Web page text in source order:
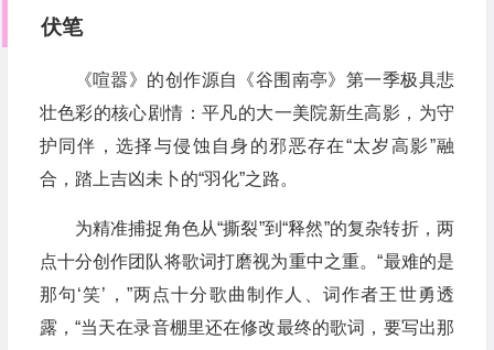
伏笔
《喧嚣》的创作源自《谷围南亭》第一季极具悲
壮色彩的核心剧情：平凡的大一美院新生高影，为守
护同伴，选择与侵蚀自身的邪恶存在“太岁高影”融
合，踏上吉凶未卜的“羽化”之路。
为精准捕捉角色从“撕裂”到“释然”的复杂转折，两
点十分创作团队将歌词打磨视为重中之重。“最难的是
那句‘笑’，”两点十分歌曲制作人、词作者王世勇透
露，“当天在录音棚里还在修改最终的歌词，要写出那